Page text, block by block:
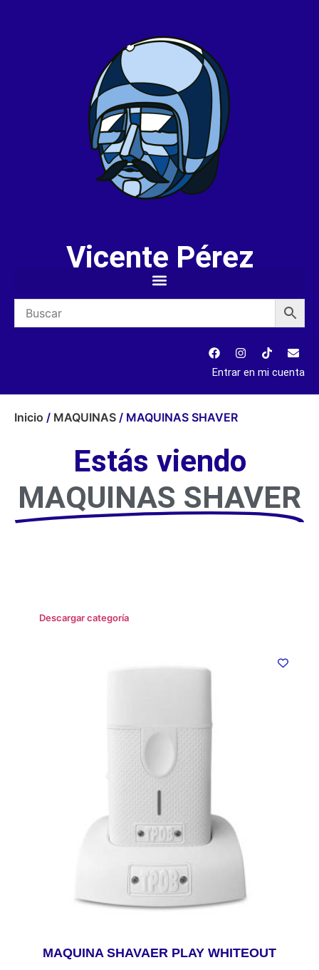
Vicente Pérez
Entrar en mi cuenta
Inicio / MAQUINAS / MAQUINAS SHAVER
Estás viendo
MAQUINAS SHAVER
Descargar categoría
MAQUINA SHAVAER PLAY WHITEOUT